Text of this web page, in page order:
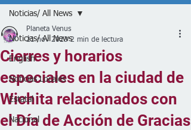
Noticias/ All News
English
Noticias Locales
Estatal
Nacional
Noticias/ All News
Cierres y horarios
especiales en la ciudad de
Wichita relacionados con
el Día de Acción de Gracias
Planeta Venus
21 nov 2023 2 min de lectura